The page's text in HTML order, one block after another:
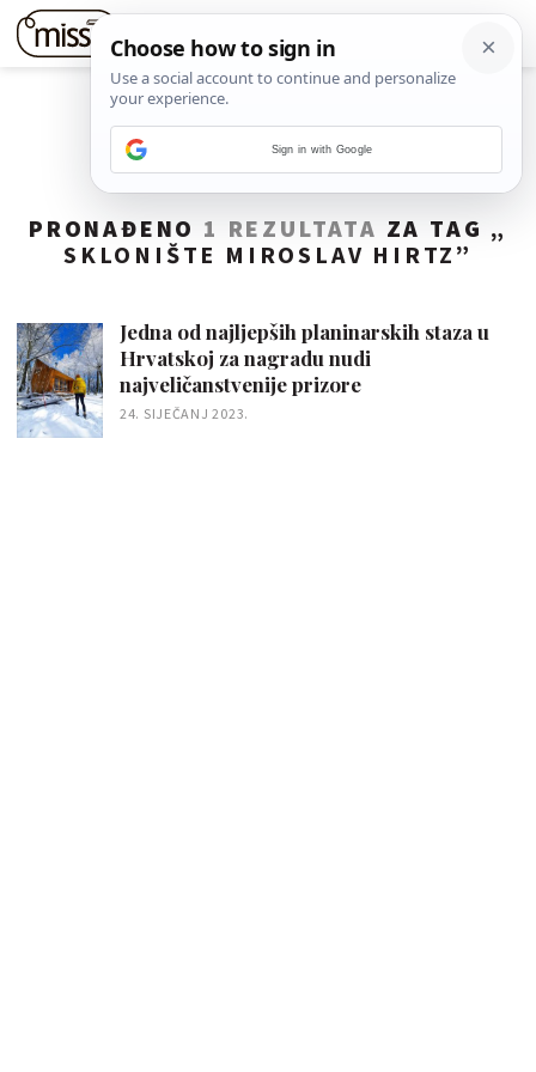
PRONAĐENO 1 REZULTATA ZA TAG „
SKLONIŠTE MIROSLAV HIRTZ ”
Jedna od najljepših planinarskih staza u
Hrvatskoj za nagradu nudi
najveličanstvenije prizore
24. SIJEČANJ 2023.
Sign in with Google